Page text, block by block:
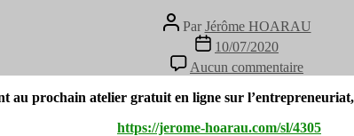
Auteur
de
l’article
Par Jérôme HOARAU
Date
l’article
10/07/2020
Aucun commentaire
Réussir
dans
:
au prochain atelier gratuit en ligne sur l’entrepreneuriat,
https://jerome-hoarau.com/sl/4305